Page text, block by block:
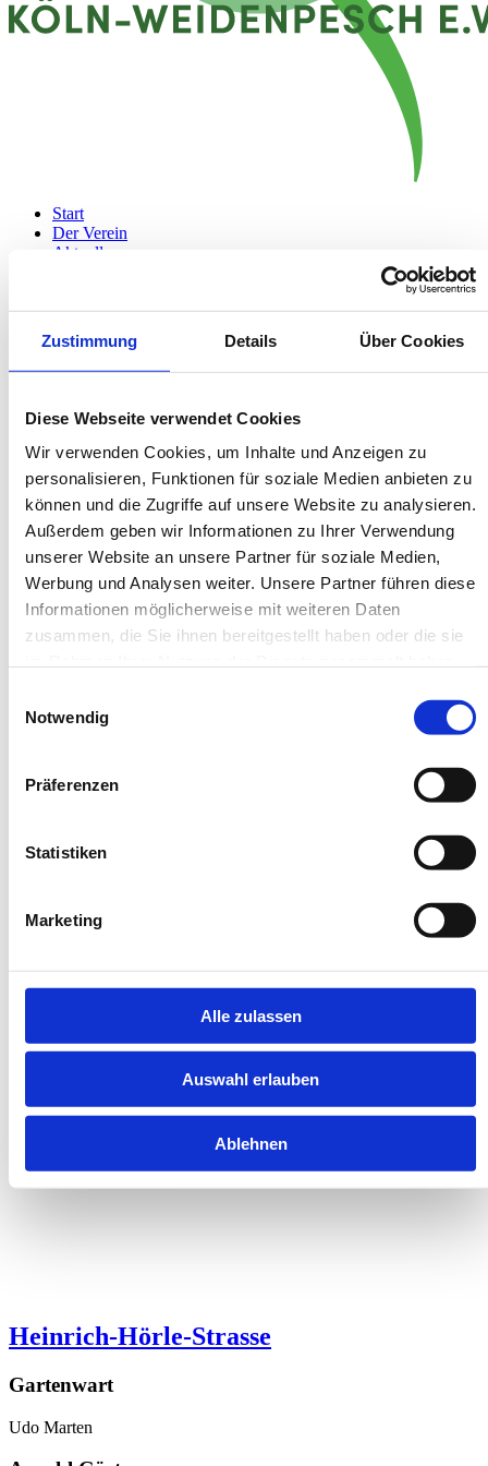
Zustimmung Details Über Cookies
Diese Webseite verwendet Cookies
Wir verwenden Cookies, um Inhalte und Anzeigen zu
personalisieren, Funktionen für soziale Medien anbieten zu
können und die Zugriffe auf unsere Website zu analysieren.
Außerdem geben wir Informationen zu Ihrer Verwendung
unserer Website an unsere Partner für soziale Medien,
Werbung und Analysen weiter. Unsere Partner führen diese
Informationen möglicherweise mit weiteren Daten
zusammen, die Sie ihnen bereitgestellt haben oder die sie
Notwendig
Präferenzen
Statistiken
Marketing
Alle zulassen
Auswahl erlauben
Ablehnen
Start
Der Verein
Aktuelles
Menü
Heinrich-Hörle-Strasse
Gartenwart
Udo Marten